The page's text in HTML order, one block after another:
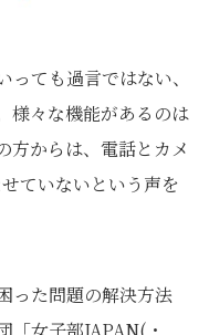
ても過言ではない、
様々な機能があるのは
方からは、電話とカメ
ていないという声を
った問題の解決方法